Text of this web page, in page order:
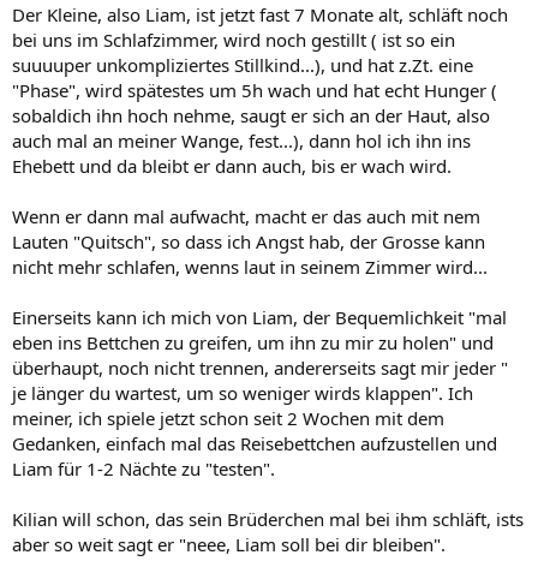
Der Kleine, also Liam, ist jetzt fast 7 Monate alt, schläft noch
bei uns im Schlafzimmer, wird noch gestillt ( ist so ein
suuuuper unkompliziertes Stillkind...), und hat z.Zt. eine
"Phase", wird spätestes um 5h wach und hat echt Hunger (
sobaldich ihn hoch nehme, saugt er sich an der Haut, also
auch mal an meiner Wange, fest...), dann hol ich ihn ins
Ehebett und da bleibt er dann auch, bis er wach wird.
Wenn er dann mal aufwacht, macht er das auch mit nem
Lauten "Quitsch", so dass ich Angst hab, der Grosse kann
nicht mehr schlafen, wenns laut in seinem Zimmer wird...
Einerseits kann ich mich von Liam, der Bequemlichkeit "mal
eben ins Bettchen zu greifen, um ihn zu mir zu holen" und
überhaupt, noch nicht trennen, andererseits sagt mir jeder "
je länger du wartest, um so weniger wirds klappen". Ich
meiner, ich spiele jetzt schon seit 2 Wochen mit dem
Gedanken, einfach mal das Reisebettchen aufzustellen und
Liam für 1-2 Nächte zu "testen".
Kilian will schon, das sein Brüderchen mal bei ihm schläft, ists
aber so weit sagt er "neee, Liam soll bei dir bleiben".